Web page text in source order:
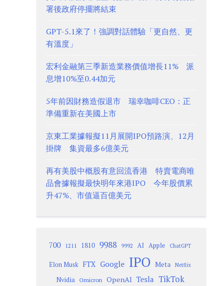
署後政府停擺將結束
GPT-5.1來了！強調對話體驗「更自然、更
有溫度」
宏利金融第三季新造業務價值增長11% 派
息增10%至0.44加元
5年前因財務造假退市 瑞幸咖啡CEO：正
準備重新在美國上市
京東工業據報擬11月展開IPO預路演、12月
掛牌 集資最多6億美元
再有美股中概股有意回流香港 特賣電商唯
品會據報擬最快明年來港IPO 今年股價累
升47%、市值逼百億美元
700 1211 1810 9988 9992 AI Apple ChatGPT
Elon Musk FTX Google IPO Meta Netflix
Nvidia Omicron OpenAI Tesla TikTok